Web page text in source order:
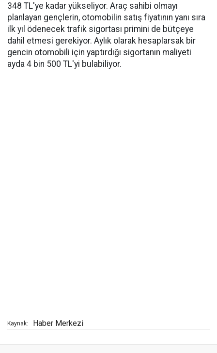
348 TL'ye kadar yükseliyor. Araç sahibi olmayı
planlayan gençlerin, otomobilin satış fiyatının yanı sıra
ilk yıl ödenecek trafik sigortası primini de bütçeye
dahil etmesi gerekiyor. Aylık olarak hesaplarsak bir
gencin otomobili için yaptırdığı sigortanın maliyeti
ayda 4 bin 500 TL'yi bulabiliyor.
Kaynak: Haber Merkezi